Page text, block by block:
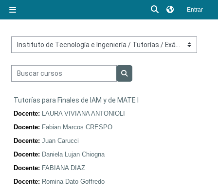
ConmutarEntrar
Categorías del curso
Buscar cursos
Tutorías para Finales de IAM y de MATE I
Docente: LAURA VIVIANA ANTONIOLI
Docente: Fabian Marcos CRESPO
Docente: Juan Carucci
Docente: Daniela Lujan Chiogna
Docente: FABIANA DIAZ
Docente: Romina Dato Goffredo